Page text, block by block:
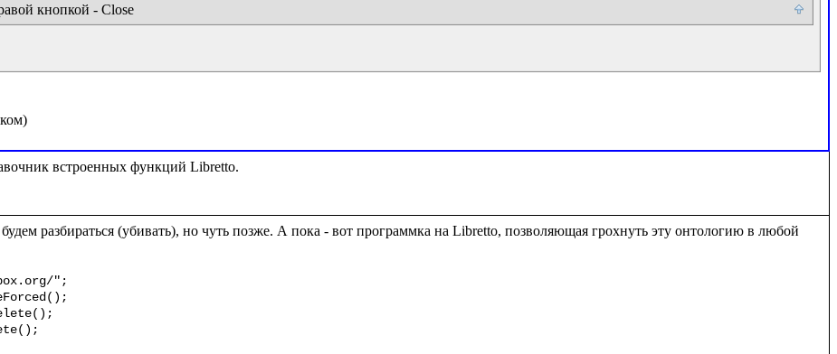
кнопкой - Close
будем разбираться (убивать), но чуть позже. А пока - вот программка на Libretto, позволяющая грохнуть эту онтологию в любой
";